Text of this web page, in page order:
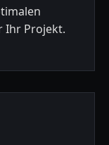
Ihr Projekt.